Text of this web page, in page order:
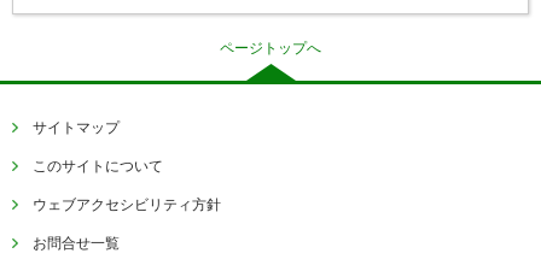
ページトップへ
サイトマップ
このサイトについて
ウェブアクセシビリティ方針
お問合せ一覧